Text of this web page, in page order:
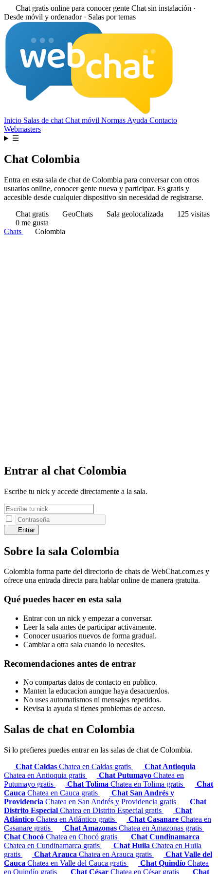
Chat gratis online para conocer gente Chat sin instalación ·
Desde móvil y ordenador · Salas por temas
Inicio Salas de chat Chat móvil Normas Ayuda Contacto
Webmasters
☰
Chat Colombia
Entra en esta sala de chat de Colombia para conversar con otros
usuarios online, conocer gente nueva y participar. Es gratis y
accesible desde cualquier dispositivo sin necesidad de registrarse.
Chat gratis
GeoChats Sala geolocalizada
125 visitas
0 me gusta
Chats
Colombia
Entrar al chat Colombia
Escribe tu nick y accede directamente a la sala.
Entrar
Sobre la sala Colombia
Colombia forma parte del directorio de chats de WebChat.com.es y
ofrece una entrada directa para hablar online de manera gratuita.
Qué puedes hacer en esta sala
Entrar con un nick y empezar a conversar.
Leer la sala antes de participar activamente.
Conocer usuarios nuevos de forma gradual.
Cambiar a otra sala cuando lo necesites.
Recomendaciones antes de entrar
No compartas datos de contacto en publico.
Manten la educacion aunque haya desacuerdos.
No uses automatismos ni mensajes repetidos.
Revisa la ayuda si tienes problemas de acceso.
Salas de chat en Colombia
Si lo prefieres puedes entrar en las salas de chat de Colombia.
Chat Caldas Chatea en Caldas gratis
Chat Antioquia
Chatea en Antioquia gratis
Chat Putumayo Chatea en
Putumayo gratis
Chat Tolima Chatea en Tolima gratis
Chat
Cauca Chatea en Cauca gratis
Chat San Andrés y
Providencia Chatea en San Andrés y Providencia gratis
Chat
Distrito Especial Chatea en Distrito Especial gratis
Chat
Atlántico Chatea en Atlántico gratis Chat Casanare Chatea en
Casanare gratis
Chat Amazonas Chatea en Amazonas gratis
Chat Chocó Chatea en Chocó gratis
Chat Cundinamarca
Chatea en Cundinamarca gratis
Chat Huila Chatea en Huila
gratis
Chat Arauca Chatea en Arauca gratis
Chat Valle del
Cauca Chatea en Valle del Cauca gratis Chat Quindío Chatea
en Quindío gratis
Chat César Chatea en César gratis Chat